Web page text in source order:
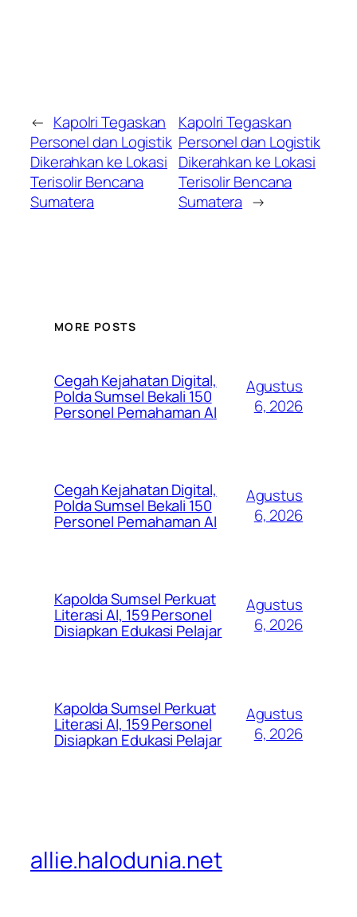
← Kapolri Tegaskan
Personel dan Logistik
Dikerahkan ke Lokasi
Terisolir Bencana
Sumatera
Kapolri Tegaskan
Personel dan Logistik
Dikerahkan ke Lokasi
Terisolir Bencana
Sumatera →
MORE POSTS
Cegah Kejahatan Digital,
Polda Sumsel Bekali 150
Personel Pemahaman AI
Agustus
6, 2026
Cegah Kejahatan Digital,
Polda Sumsel Bekali 150
Personel Pemahaman AI
Agustus
6, 2026
Kapolda Sumsel Perkuat
Literasi AI, 159 Personel
Disiapkan Edukasi Pelajar
Agustus
6, 2026
Kapolda Sumsel Perkuat
Literasi AI, 159 Personel
Disiapkan Edukasi Pelajar
Agustus
6, 2026
allie.halodunia.net